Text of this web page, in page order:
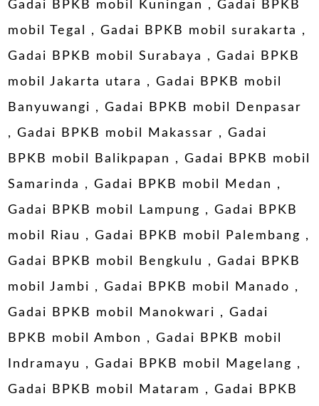
Gadai BPKB mobil Kuningan ,Gadai BPKB
mobil Tegal
, Gadai BPKB mobil surakarta ,
Gadai BPKB mobil Surabaya
,Gadai BPKB
mobil Jakarta utara
,Gadai BPKB mobil
Banyuwangi
,Gadai BPKB mobil Denpasar
,Gadai BPKB mobil Makassar ,Gadai
BPKB mobil Balikpapan
,Gadai BPKB mobil
Samarinda
,Gadai BPKB mobil Medan
,
Gadai BPKB mobil Lampung ,Gadai BPKB
mobil Riau
,Gadai BPKB mobil Palembang ,
Gadai BPKB mobil Bengkulu
,Gadai BPKB
mobil Jambi
,Gadai BPKB mobil Manado ,
Gadai BPKB mobil Manokwari
,Gadai
BPKB mobil Ambon
,Gadai BPKB mobil
Indramayu
,Gadai BPKB mobil Magelang ,
Gadai BPKB mobil Mataram
,Gadai BPKB